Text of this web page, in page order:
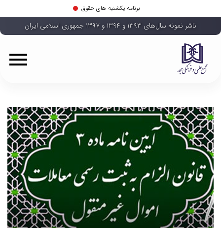
برنامه یکشنبه های حقوق
ناشر نمونه سال‌های ۱۳۹۳ و ۱۳۹۴ و ۱۳۹۷ جمهوری اسلامی ایران